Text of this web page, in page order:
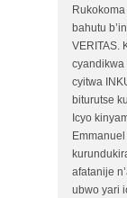
bahutu
VERITAS.
cyandikwa
cyitwa
biturutse
Icyo
afatanije
ubwo yari